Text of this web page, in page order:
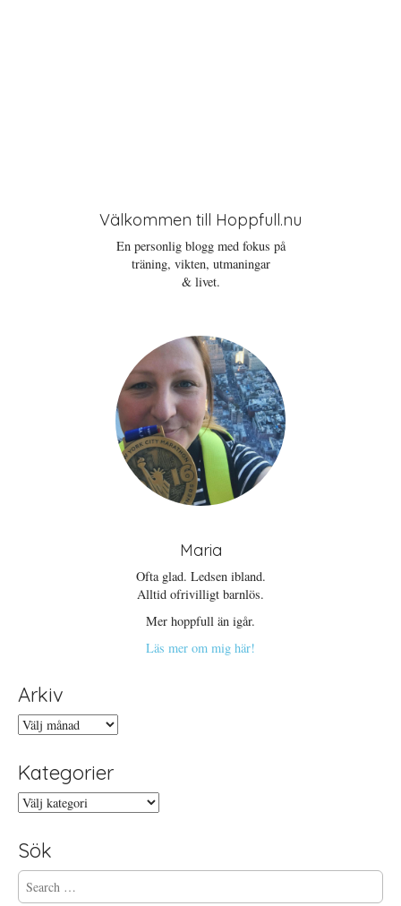
Välkommen till Hoppfull.nu
En personlig blogg med fokus på
träning, vikten, utmaningar
& livet.
Maria
Ofta glad. Ledsen ibland.
Alltid ofrivilligt barnlös.
Mer hoppfull än igår.
Läs mer om mig här!
Arkiv
Arkiv
Kategorier
Kategorier
Sök
S
e